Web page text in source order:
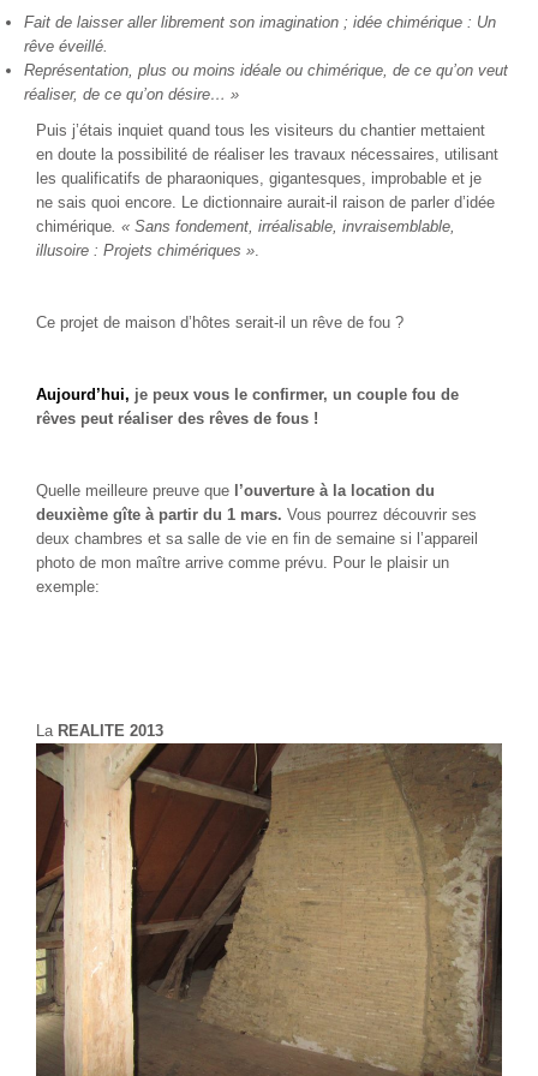
Fait de laisser aller librement son imagination ; idée chimérique : Un
rêve éveillé.
Représentation, plus ou moins idéale ou chimérique, de ce qu’on veut
réaliser, de ce qu’on désire… »
Puis j’étais inquiet quand tous les visiteurs du chantier mettaient
en doute la possibilité de réaliser les travaux nécessaires, utilisant
les qualificatifs de pharaoniques, gigantesques, improbable et je
ne sais quoi encore. Le dictionnaire aurait-il raison de parler d’idée
chimérique. « Sans fondement, irréalisable, invraisemblable,
illusoire : Projets chimériques ».
Ce projet de maison d’hôtes serait-il un rêve de fou ?
Aujourd’hui, je peux vous le confirmer, un couple fou de
rêves peut réaliser des rêves de fous !
Quelle meilleure preuve que l’ouverture à la location du
deuxième gîte à partir du 1 mars. Vous pourrez découvrir ses
deux chambres et sa salle de vie en fin de semaine si l’appareil
photo de mon maître arrive comme prévu. Pour le plaisir un
exemple:
La REALITE 2013